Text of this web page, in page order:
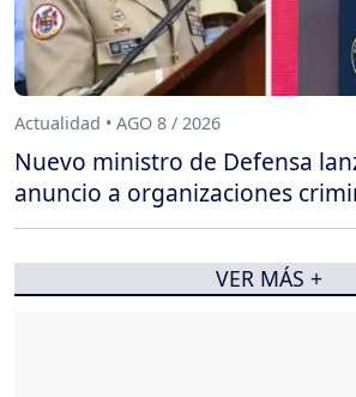
Actualidad • AGO 8 / 2026
Nuevo ministro de Defensa
anuncio a organizaciones
VER MÁS +